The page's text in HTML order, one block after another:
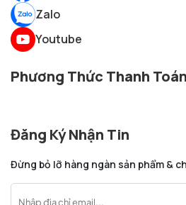
Zalo
Youtube
Phương Thức Thanh Toán
Đăng Ký Nhận Tin
Đừng bỏ lỡ hàng ngàn sản phẩm &